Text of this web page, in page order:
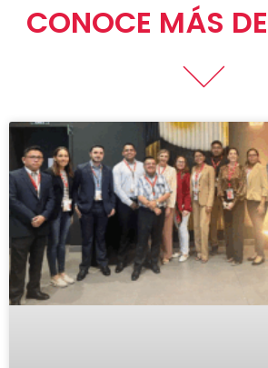
CONOCE MÁS